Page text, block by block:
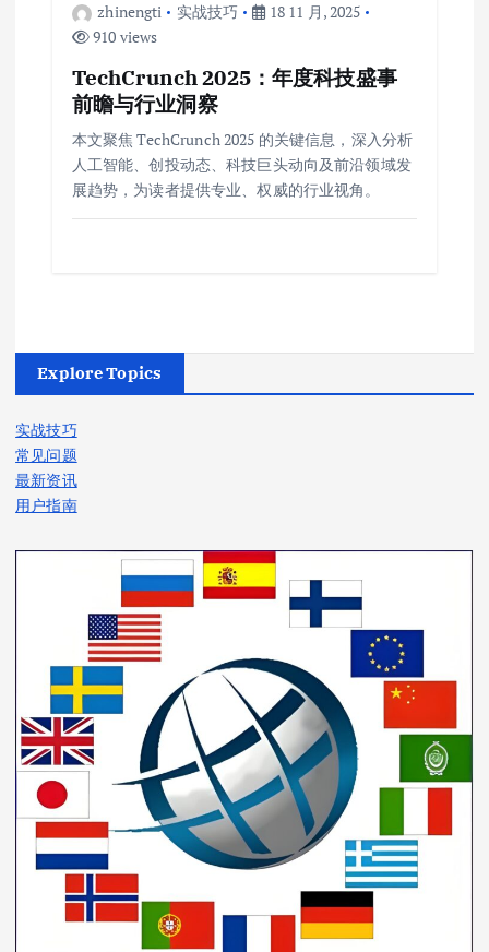
zhinengti 实战技巧
18 11 月, 2025
910 views
TechCrunch 2025：年度科技盛事
前瞻与行业洞察
本文聚焦 TechCrunch 2025 的关键信息，深入分析
人工智能、创投动态、科技巨头动向及前沿领域发
展趋势，为读者提供专业、权威的行业视角。
Explore Topics
实战技巧
常见问题
最新资讯
用户指南